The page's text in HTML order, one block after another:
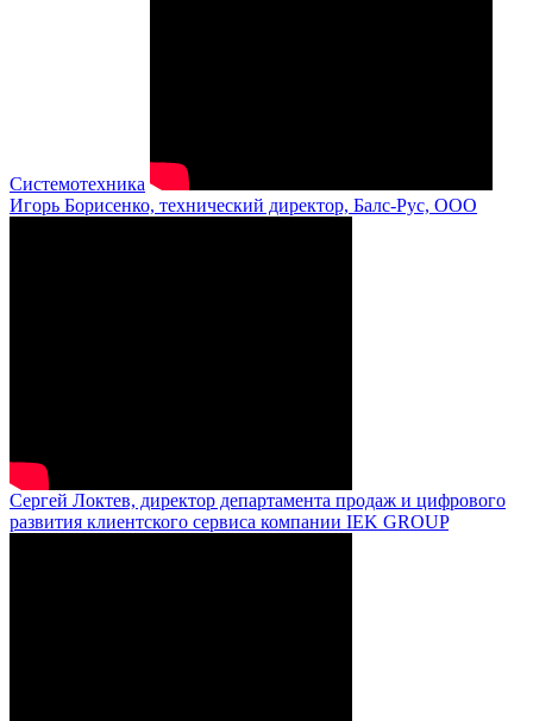
Системотехника
Игорь Борисенко, технический директор, Балс-Рус, ООО
Сергей Локтев, директор департамента продаж и цифрового
развития клиентского сервиса компании IEK GROUP